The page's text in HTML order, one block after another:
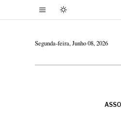
Segunda-feira, Junho 08, 2026